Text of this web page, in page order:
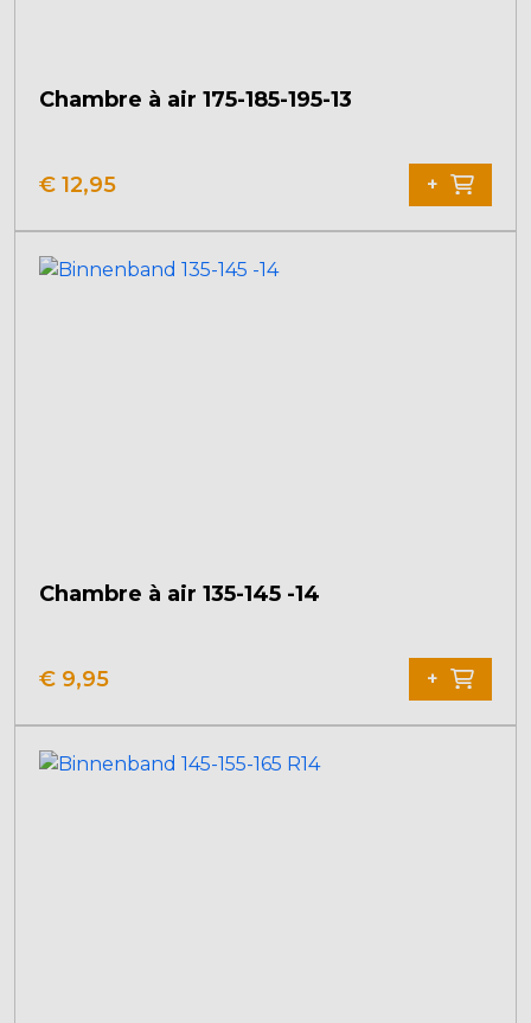
Chambre à air 175-185-195-13
€ 12,95 +
Chambre à air 135-145 -14
€ 9,95 +